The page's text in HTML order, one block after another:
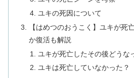
ユキの死因について
【はめつのおうこく】ユキが死
か復活も解説
ユキが死亡したその後どうな
ユキは死亡していなかった？